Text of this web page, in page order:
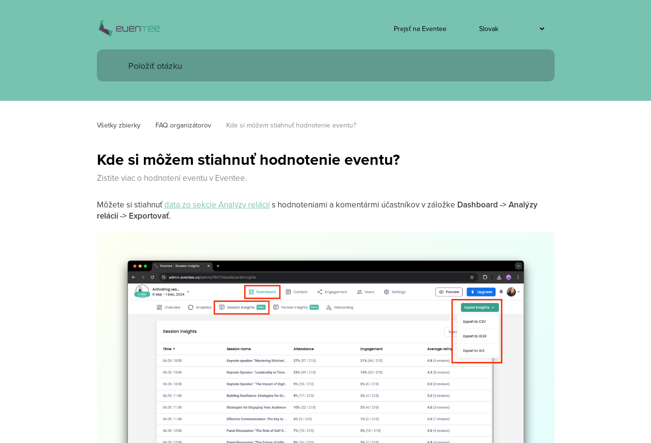
Prejsť na Eventee
Všetky zbierky FAQ organizátorov Kde si môžem stiahnuť hodnotenie eventu?
Kde si môžem stiahnuť hodnotenie eventu?
Zistite viac o hodnotení eventu v Eventee.
Môžete si stiahnuťdáta zo sekcie Analýzy reláciís hodnoteniami a komentármi účastníkov v záložke Dashboard -> Analýzy
relácií -> Exportovať.